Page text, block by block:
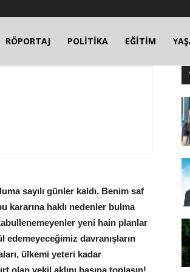
RÖPORTAJ POLİTİKA EĞİTİM
sayılı günler kaldı. Benim saf
kararına haklı nedenler bulma
yeni hain planlar
davranışların
ülkemi yeteri kadar